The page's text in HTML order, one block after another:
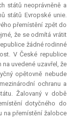
států neoprávněně a
států Evropské unie.
přemístění zpět do
že se odmítá vrátit
žádné rodinné
V České republice
uvedené uzavřel, že
opětovně nebude
ochranu a
Žalovaný v době
dotyčného do
na přemístění žalobce